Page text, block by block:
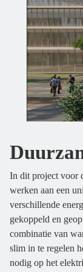
In dit project voor
werken aan een
verschillende
gekoppeld en
combinatie van
slim in te regelen
nodig op het